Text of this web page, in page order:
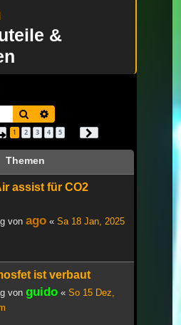
&
Suche
Seite 1von
1 2 3 4 5
Themen
assist für CO2
von ago « Sa 18 Jan, 2025
ist verbaut
von guido « So 15 Dez,